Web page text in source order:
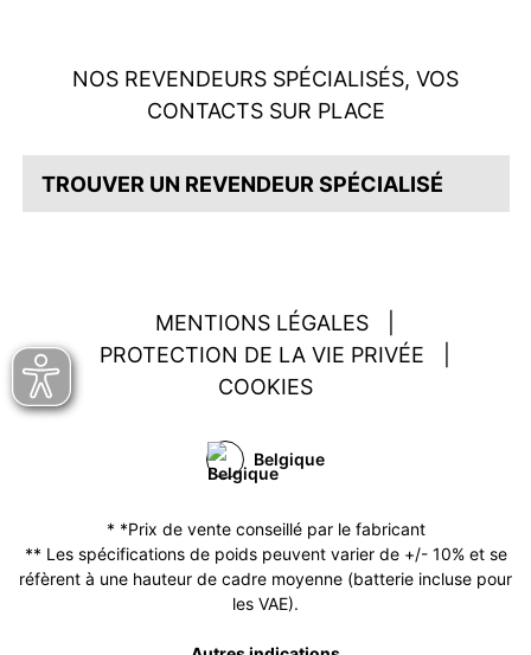
NOS REVENDEURS SPÉCIALISÉS, VOS
CONTACTS SUR PLACE
TROUVER UN REVENDEUR SPÉCIALISÉ
MENTIONS LÉGALES
PROTECTION DE LA VIE PRIVÉE
COOKIES
Belgique
* *Prix de vente conseillé par le fabricant
** Les spécifications de poids peuvent varier de +/- 10% et se
réfèrent à une hauteur de cadre moyenne (batterie incluse pour
les VAE).